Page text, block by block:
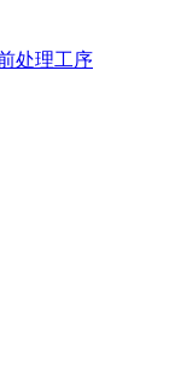
处理工序